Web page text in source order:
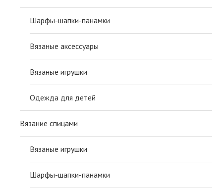
Шарфы-шапки-панамки
Вязаные аксессуары
Вязаные игрушки
Одежда для детей
Вязание спицами
Вязаные игрушки
Шарфы-шапки-панамки